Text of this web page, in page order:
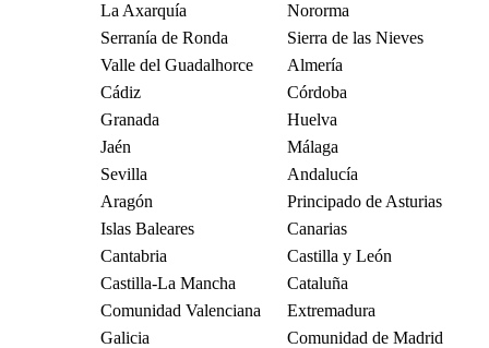
La Axarquía
Nororma
Serranía de Ronda
Sierra de las Nieves
Valle del Guadalhorce
Almería
Cádiz
Córdoba
Granada
Huelva
Jaén
Málaga
Sevilla
Andalucía
Aragón
Principado de Asturias
Islas Baleares
Canarias
Cantabria
Castilla y León
Castilla-La Mancha
Cataluña
Comunidad Valenciana
Extremadura
Galicia
Comunidad de Madrid